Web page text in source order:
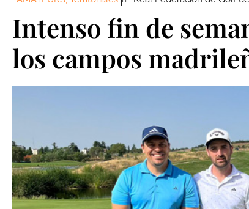
Intenso fin de
los campos